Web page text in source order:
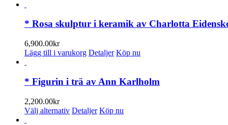
* Rosa skulptur i keramik av Charlotta
6,900.00kr
Lägg till i varukorg Detaljer Köp nu
* Figurin i trä av Ann Karlholm
2,200.00kr
Välj alternativ Den
Detaljer Köp nu